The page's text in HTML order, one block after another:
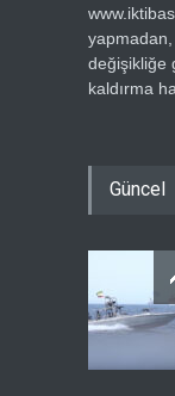
değişikliğe
kaldırma
Güncel